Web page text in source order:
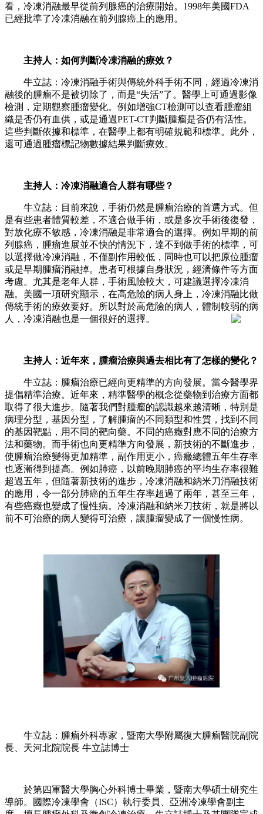
看，冷凍消融最早從前列腺癌的治療開始。1998年美國FDA
已經批準了冷凍消融在前列腺癌上的應用。
主持人：如何判斷冷凍消融的療效？
牛立誌：冷凍消融手術與傳統外科手術不同，經過冷凍消
融後的腫瘤不是被切除了，而是“失活”了。醫學上可通過影像
檢測，定期觀察腫瘤變化。例如增強CT檢測可以查看腫瘤組
織是否仍有血供，或是通過PET-CT判斷腫瘤是否仍有活性。
這些判斷依據和標準，在醫學上都有明確規範和標準。此外，
還可通過腫瘤標記物數據結果判斷療效。
主持人：冷凍消融適合人群有哪些？
牛立誌：目前來說，手術仍然是腫瘤治療的首選方式。但
是有些患者體質較差，不適合做手術，或是多次手術後復發，
對放化療不敏感，冷凍消融是非常適合的選擇。例如早期的前
列腺癌，腫瘤進展並不快的情況下，達不到做手術的標準，可
以選擇做冷凍消融，不僅副作用較低，同時也可以把原位腫瘤
或是早期腫瘤消融掉。患者可根據自身狀況，經濟條件等方面
考慮。尤其是老年人群，手術風險較大，可建議選擇冷凍消
融。美國一項研究顯示，在高危險的病人身上，冷凍消融比做
傳統手術的療效要好。所以對於高危險的病人，體制較弱的病
人，冷凍消融也是一個很好的選擇。
主持人：近年來，腫瘤治療與過去相比有了怎樣的變化？
牛立誌：腫瘤治療已經向更精準的方向發展。當今醫學界
提倡精準治療。近年來，精準醫學的概念從藥物到治療方面都
取得了很大進步。隨著我們對腫瘤的認識越來越清晰，特別是
病理分型，基因分型，了解腫瘤的不同類型和性質，找到不同
的基因靶點，用不同的靶向藥。不同的癌癥對應不同的治療方
法和藥物。而手術也向更精準方向發展，新技術的不斷進步，
使腫瘤治療變得更加精準，副作用更小，癌癥總體五年生存率
也逐漸得到提高。例如肺癌，以前晚期肺癌的平均生存率很難
超過五年，但隨著新技術的進步，冷凍消融和納米刀消融技術
的應用，令一部分肺癌的五年生存率超過了兩年，甚至三年，
有些癌癥也變成了慢性病。冷凍消融和納米刀技術，就是將以
前不可治療的病人變得可治療，讓腫瘤變成了一個慢性病。
牛立誌：腫瘤外科專家，暨南大學附屬復大腫瘤醫院副院
長、天河北院院長 牛立誌博士
於第四軍醫大學胸心外科博士畢業，暨南大學碩士研究生
導師。國際冷凍學會（ISC）執行委員、亞洲冷凍學會副主